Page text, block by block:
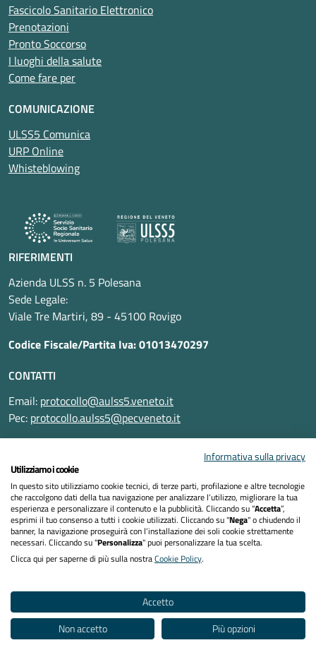
Fascicolo Sanitario Elettronico
Prenotazioni
Pronto Soccorso
I luoghi della salute
Come fare per
COMUNICAZIONE
ULSS5 Comunica
URP Online
Whisteblowing
RIFERIMENTI
Azienda ULSS n. 5 Polesana
Sede Legale:
Viale Tre Martiri, 89 - 45100 Rovigo
Codice Fiscale/Partita Iva: 01013470297
CONTATTI
Email: protocollo@aulss5.veneto.it
Pec: protocollo.aulss5@pecveneto.it
Informativa privacy
Dichiarazione di accessibilità
Mappa del sito
Informativa sulla privacy
Utilizziamo i cookie
In questo sito utilizziamo cookie tecnici, di terze parti, profilazione e altre tecnologie
che raccolgono dati della tua navigazione per analizzare l’utilizzo, migliorare la tua
esperienza e personalizzare il contenuto e la pubblicità. Cliccando su “Accetta”,
esprimi il tuo consenso a tutti i cookie utilizzati. Cliccando su "Nega" o chiudendo il
banner, la navigazione proseguirà con l’installazione dei soli cookie strettamente
necessari. Cliccando su "Personalizza" puoi personalizzare la tua scelta.
Clicca qui per saperne di più sulla nostraCookie Policy.
Accetto
Non accetto
Più opzioni